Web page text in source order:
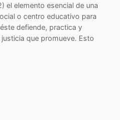
el elemento esencial de una
o centro educativo para
defiende, practica y
que promueve. Esto